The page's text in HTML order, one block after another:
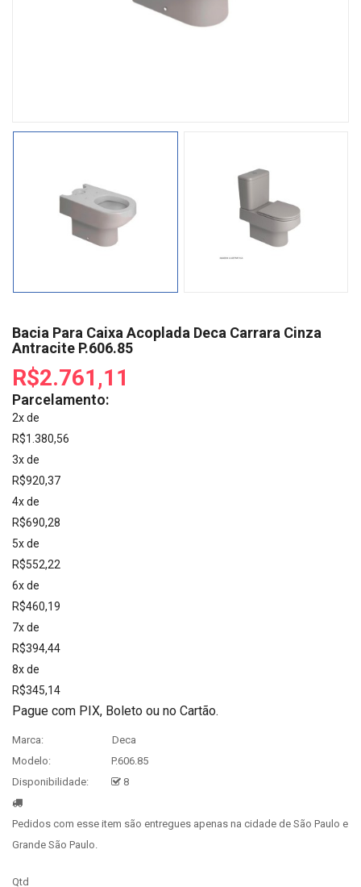
Bacia Para Caixa Acoplada Deca Carrara Cinza
Antracite P.606.85
R$2.761,11
Parcelamento:
2x de
R$1.380,56
3x de
R$920,37
4x de
R$690,28
5x de
R$552,22
6x de
R$460,19
7x de
R$394,44
8x de
R$345,14
Pague com PIX, Boleto ou no Cartão.
Marca:
Deca
Modelo:
P.606.85
Disponibilidade:
8
Pedidos com esse item são entregues apenas na cidade de São Paulo e
Grande São Paulo.
Qtd